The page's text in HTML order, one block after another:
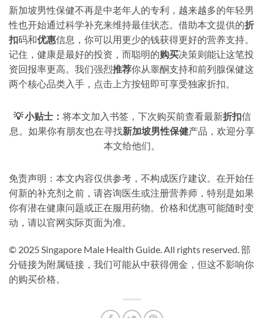
新加坡男性保健不再是中老年人的专利，越来越多的年轻男
性也开始通过科学补充来维持最佳状态。借助本文提供的折
扣码和优惠信息，你可以用更少的钱获得更好的营养支持。
记住，健康是最好的投资，而聪明的购买决策则能让这笔投
资回报率更高。我们强烈推荐你从睾酮支持和前列腺保健这
两个核心品类入手，点击上方按钮即可享受独家折扣。
💡 小贴士： 将本文加入书签，下次购买前查看最新折扣信
息。如果你有朋友也在寻找新加坡男性保健产品，欢迎分享
本文给他们。
免责声明：本文内容仅供参考，不构成医疗建议。在开始任
何新的补充剂之前，请咨询医生或注册营养师，特别是如果
你有潜在健康问题或正在服用药物。价格和优惠可能随时变
动，请以官网实际页面为准。
© 2025 Singapore Male Health Guide. All rights reserved. 部
分链接为附属链接，我们可能从中获得佣金，但这不影响你
的购买价格。